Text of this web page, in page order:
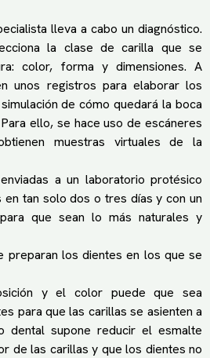
lleva a cabo un diagnóstico.
la clase de carilla que se
color, forma y dimensiones. A
unos registros para elaborar los
de cómo quedará la boca
ello, se hace uso de escáneres
muestras virtuales de la
a un laboratorio protésico
tan solo dos o tres días y con un
que sean lo más naturales y
preparan los dientes en los que se
y el color puede que sea
para que las carillas se asienten a
dental supone reducir el esmalte
de las carillas y que los dientes no